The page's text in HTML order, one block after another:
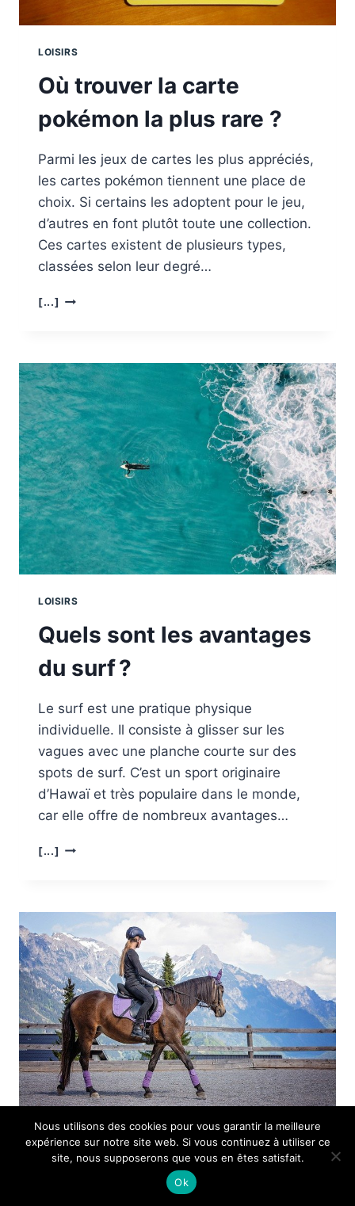
LOISIRS
Où trouver la carte
pokémon la plus rare ?
Parmi les jeux de cartes les plus appréciés,
les cartes pokémon tiennent une place de
choix. Si certains les adoptent pour le jeu,
d’autres en font plutôt toute une collection.
Ces cartes existent de plusieurs types,
classées selon leur degré…
[...] OÙ
POKÉMON
LA
PLUS
RARE
?
LOISIRS
Quels sont les avantages
du surf ?
Le surf est une pratique physique
individuelle. Il consiste à glisser sur les
vagues avec une planche courte sur des
spots de surf. C’est un sport originaire
d’Hawaï et très populaire dans le monde,
car elle offre de nombreux avantages…
[...] QUELS
DU
SURF ?
LOISIRS
Comment choisir son
Nous utilisons des cookies pour vous garantir la meilleure
expérience sur notre site web. Si vous continuez à utiliser ce
site, nous supposerons que vous en êtes satisfait.
Ok